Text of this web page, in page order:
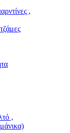
,
,